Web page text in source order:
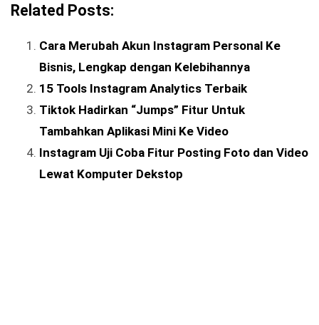
Related Posts:
Cara Merubah Akun Instagram Personal Ke
Bisnis, Lengkap dengan Kelebihannya
15 Tools Instagram Analytics Terbaik
Tiktok Hadirkan “Jumps” Fitur Untuk
Tambahkan Aplikasi Mini Ke Video
Instagram Uji Coba Fitur Posting Foto dan Video
Lewat Komputer Dekstop